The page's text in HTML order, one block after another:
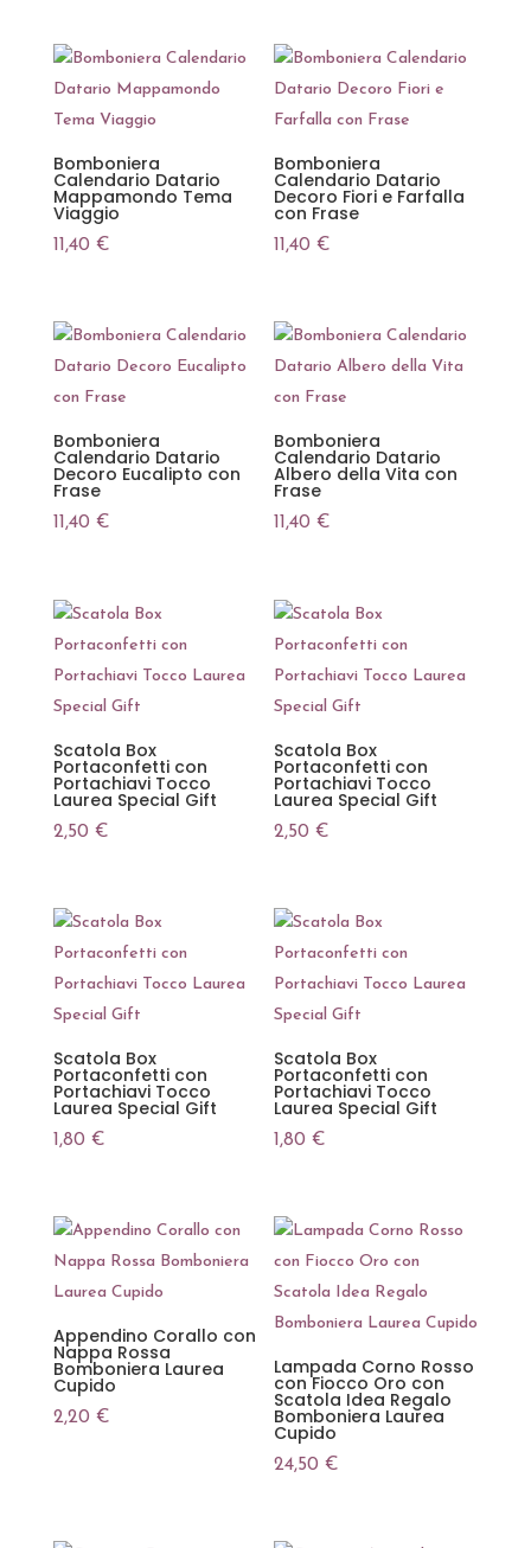
Bomboniera
Calendario Datario
Mappamondo Tema
Viaggio
11,40 €
Bomboniera
Calendario Datario
Decoro Fiori e Farfalla
con Frase
11,40€
Bomboniera
Calendario Datario
Decoro Eucalipto con
Frase
11,40 €
Bomboniera
Calendario Datario
Albero della Vita con
Frase
11,40€
Scatola Box
Portaconfetti con
Portachiavi Tocco
Laurea Special Gift
2,50 €
Scatola Box
Portaconfetti con
Portachiavi Tocco
Laurea Special Gift
2,50€
Scatola Box
Portaconfetti con
Portachiavi Tocco
Laurea Special Gift
1,80 €
Scatola Box
Portaconfetti con
Portachiavi Tocco
Laurea Special Gift
1,80€
Appendino Corallo con
Nappa Rossa
Bomboniera Laurea
Cupido
2,20 €
Lampada Corno Rosso
con Fiocco Oro con
Scatola Idea Regalo
Bomboniera Laurea
Cupido
24,50€